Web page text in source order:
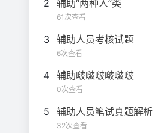
2 辅助“两种人”类
61次查看
3 辅助人员考核试题
6次查看
4 辅助啵啵啵啵啵啵
0次查看
5 辅助人员笔试真题解析
32次查看